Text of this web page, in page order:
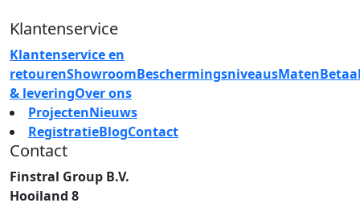
Klantenservice
Klantenservice en
retourenShowroomBeschermingsniveausMaten
& leveringOver ons
ProjectenNieuws
RegistratieBlogContact
Contact
Finstral Group B.V.
Hooiland 8